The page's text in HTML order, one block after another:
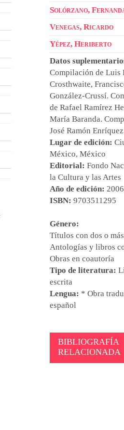
Solórzano,
Venegas, Ricardo
Yépez, Heriberto
Datos
Compilación de Luis
Crosthwaite,
González-Crussí.
de Rafael Ramírez
María Baranda.
José Ramón Enríquez
Lugar de edición:
México, México
Editorial: Fondo
la Cultura y las Artes
Año de edición: 2006
ISBN: 9703511295
Género:
Títulos con dos o
Antologías y libros
Obras en coautoría
Tipo de literatura:
escrita
Lengua: * Obra
español
BIBLIOGRAFÍA
RELACIONADA